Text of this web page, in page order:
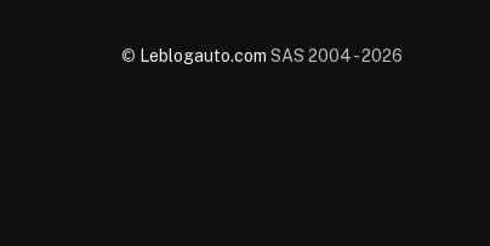
© Leblogauto.com SAS 2004 - 2026